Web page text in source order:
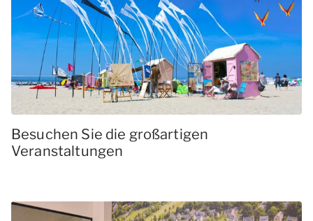
Besuchen Sie die großartigen
Veranstaltungen